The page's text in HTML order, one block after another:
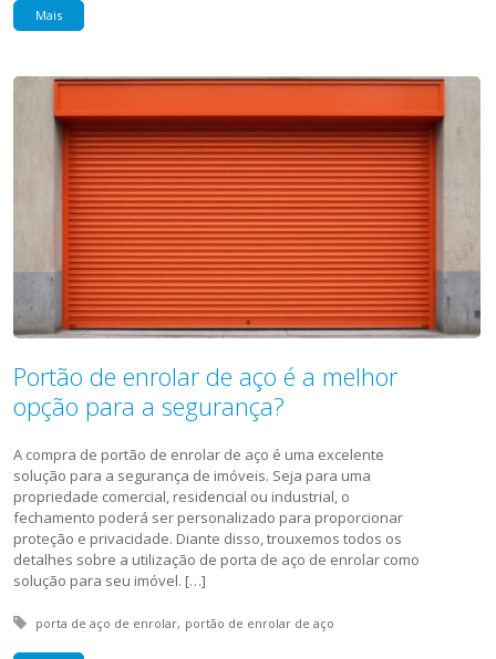
Mais
Portão de enrolar de aço é a melhor
opção para a segurança?
A compra de portão de enrolar de aço é uma excelente
solução para a segurança de imóveis. Seja para uma
propriedade comercial, residencial ou industrial, o
fechamento poderá ser personalizado para proporcionar
proteção e privacidade. Diante disso, trouxemos todos os
detalhes sobre a utilização de porta de aço de enrolar como
solução para seu imóvel. […]
Tagged with:
porta de aço de enrolar portão de enrolar de aço